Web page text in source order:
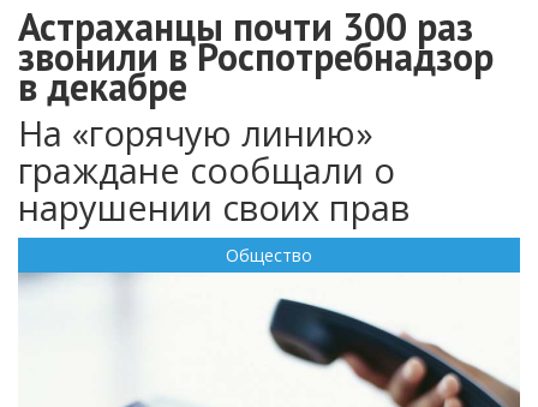
Астраханцы почти 300 раз
звонили в Роспотребнадзор
в декабре
На «горячую линию»
граждане сообщали о
нарушении своих прав
Общество